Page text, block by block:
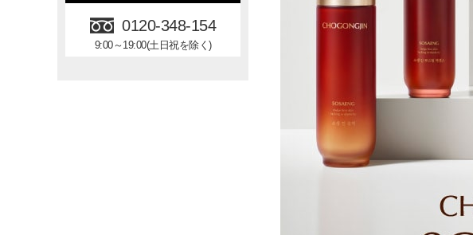
0120-348-154
9:00～19:00(土日祝を除く)